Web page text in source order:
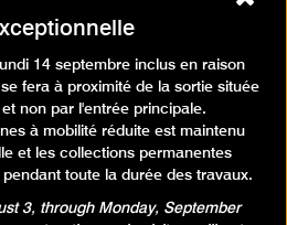
Pétrovitch
boutique
14 septembre inclus en raison
fera à proximité de la sortie située
non par l'entrée principale.
à mobilité réduite est maintenu
et les collections permanentes
toute la durée des travaux.
3, through Monday, September